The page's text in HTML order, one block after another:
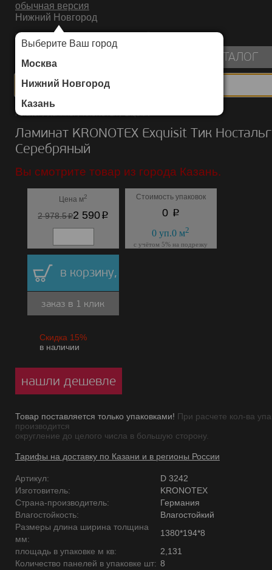
обычная версия
Нижний Новгород
Выберите Ваш город
Москва
Нижний Новгород
Казань
ИНТЕРНЕТ-МАГАЗИН НАПОЛЬНЫХ ПОКРЫТИЙ
КАТАЛОГ
Каталог/Ламинат/KRONOTEX/Exquisit
Ламинат KRONOTEX Exquisit Тик
Серебряный
Вы смотрите товар из города Казань.
Цена м2
2 978.5p2 590p
Стоимость упаковок
0 p
0 уп.0 м2
с учётом 5% на подрезку
в корзину,
заказ в 1 клик
Скидка 15%
в наличии
нашли дешевле
Товар поставляется только упаковками! При расчете кол-ва
производится
округление до целого числа в большую сторону.
Тарифы на доставку по Казани и в регионы России
Артикул:
D 3242
Изготовитель:
KRONOTEX
Страна-производитель:
Германия
Влагостойкость:
Влагостойкий
Размеры длина ширина толщина
мм:
1380*194*8
площадь в упаковке м кв:
2,131
Количество панелей в упаковке шт: 8